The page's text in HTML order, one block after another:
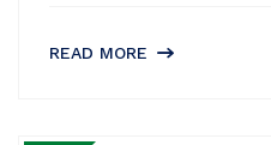
READ MORE